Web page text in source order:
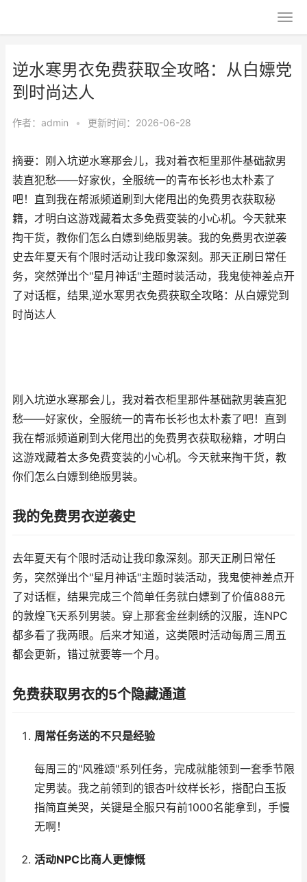
逆水寒男衣免费获取全攻略：从白嫖党
到时尚达人
作者： admin • 更新时间：2026-06-28
摘要：刚入坑逆水寒那会儿，我对着衣柜里那件基础款男
装直犯愁——好家伙，全服统一的青布长衫也太朴素了
吧！直到我在帮派频道刷到大佬甩出的免费男衣获取秘
籍，才明白这游戏藏着太多免费变装的小心机。今天就来
掏干货，教你们怎么白嫖到绝版男装。我的免费男衣逆袭
史去年夏天有个限时活动让我印象深刻。那天正刷日常任
务，突然弹出个"星月神话"主题时装活动，我鬼使神差点开
了对话框，结果,逆水寒男衣免费获取全攻略：从白嫖党到
时尚达人
刚入坑逆水寒那会儿，我对着衣柜里那件基础款男装直犯
愁——好家伙，全服统一的青布长衫也太朴素了吧！直到
我在帮派频道刷到大佬甩出的免费男衣获取秘籍，才明白
这游戏藏着太多免费变装的小心机。今天就来掏干货，教
你们怎么白嫖到绝版男装。
我的免费男衣逆袭史
去年夏天有个限时活动让我印象深刻。那天正刷日常任
务，突然弹出个"星月神话"主题时装活动，我鬼使神差点开
了对话框，结果完成三个简单任务就白嫖到了价值888元
的敦煌飞天系列男装。穿上那套金丝刺绣的汉服，连NPC
都多看了我两眼。后来才知道，这类限时活动每周三周五
都会更新，错过就要等一个月。
免费获取男衣的5个隐藏通道
周常任务送的不只是经验
每周三的"风雅颂"系列任务，完成就能领到一套季节限
定男装。我之前领到的银杏叶纹样长衫，搭配白玉扳
指简直美哭，关键是全服只有前1000名能拿到，手慢
无啊！
活动NPC比商人更慷慨